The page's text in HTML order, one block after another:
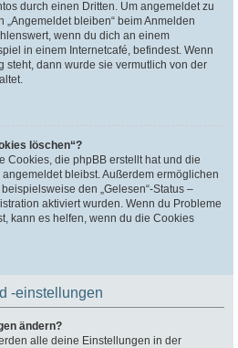
durch einen Dritten. Um angemeldet zu
„Angemeldet bleiben“ beim Anmelden
wenn du dich an einem
in einem Internetcafé, befindest. Wenn
steht, dann wurde sie vermutlich von der
löschen“?
Cookies, die phpBB erstellt hat und die
bleibst. Außerdem ermöglichen
den „Gelesen“-Status –
aktiviert wurden. Wenn du Probleme
kann es helfen, wenn du die Cookies
-einstellungen
ändern?
alle deine Einstellungen in der